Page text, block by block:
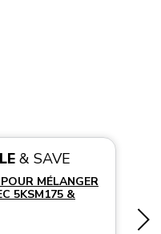
& SAVE
MÉLANGER
5KSM175 &